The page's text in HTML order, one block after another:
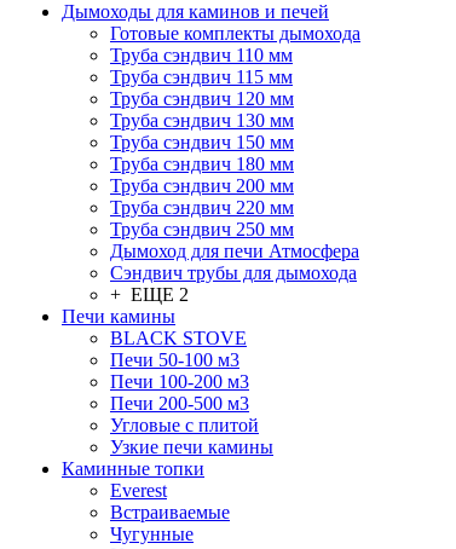
Дымоходы для каминов и печей
Готовые комплекты дымохода
Труба сэндвич 110 мм
Труба сэндвич 115 мм
Труба сэндвич 120 мм
Труба сэндвич 130 мм
Труба сэндвич 150 мм
Труба сэндвич 180 мм
Труба сэндвич 200 мм
Труба сэндвич 220 мм
Труба сэндвич 250 мм
Дымоход для печи Атмосфера
Сэндвич трубы для дымохода
+ ЕЩЕ 2
Печи камины
BLACK STOVE
Печи 50-100 м3
Печи 100-200 м3
Печи 200-500 м3
Угловые с плитой
Узкие печи камины
Каминные топки
Everest
Встраиваемые
Чугунные